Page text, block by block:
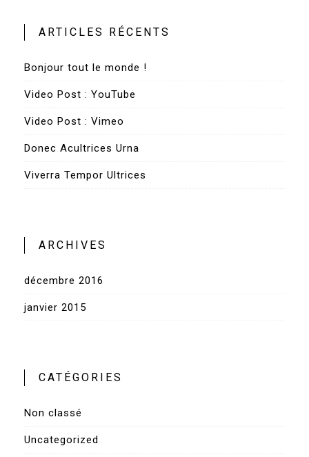
ARTICLES RÉCENTS
Bonjour tout le monde !
Video Post : YouTube
Video Post : Vimeo
Donec Acultrices Urna
Viverra Tempor Ultrices
ARCHIVES
décembre 2016
janvier 2015
CATÉGORIES
Non classé
Uncategorized